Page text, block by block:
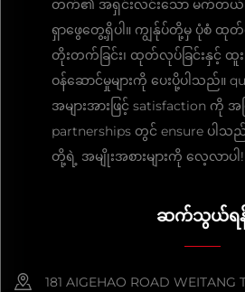
တက်၏ အရှင်းလင်းသော မက်တယ် ပ
ရှာဖွေတွေ့ရှိပါ။ ကျွန်ုပ်တို့မှ ပုံစံ ထုတ်လု
တိုးတက်ခြင်း၊ ထုတ်လုပ်ခြင်းနှင့် ထူး
ဝန်ဆောင်မှုများကို ပေးပို့ပါသည်။
အများအားဖြင့် satisfaction ကို အ
partnerships တွင် ensure ပါ
တို့ရဲ့ အမျိုးအစားများကို လေ့လာပါ!
ဆက်သွယ်ရ
181 AIGEHAO ROAD WEITANG